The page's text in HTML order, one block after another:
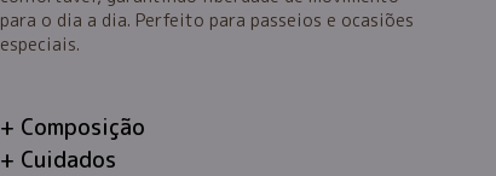
para o dia a dia. Perfeito para passeios e ocasiões
especiais.
Composição
Cuidados